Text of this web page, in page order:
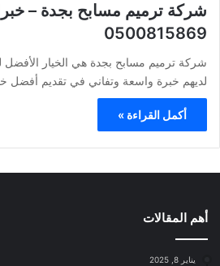
شركة ترميم مسابح بجدة –
0500815869
شركة ترميم مسابح بجدة هي الخيار
لديهم خبرة واسعة وتفاني في تقديم أفضل
أكمل القراءة »
أهم المقالات
يناير 8, 2025